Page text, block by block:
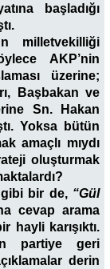
başladığı
milletvekilliği
AKP’nin
üzerine;
Başbakan ve
Sn. Hakan
Yoksa bütün
amaçlı mıydı
oluşturmak
bir de, “Gül
cevap arama
hayli karışıktı.
partiye geri
derin